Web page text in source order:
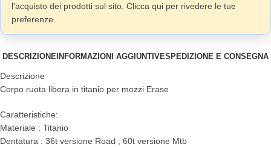
l'acquisto dei prodotti sul sito. Clicca qui per rivedere le tue
preferenze.
DESCRIZIONE INFORMAZIONI AGGIUNTIVESPEDIZIONE E CONSEGNA
Descrizione
Corpo ruota libera in titanio per mozzi Erase
Caratteristiche:
Materiale : Titanio
Dentatura : 36t versione Road ; 60t versione Mtb